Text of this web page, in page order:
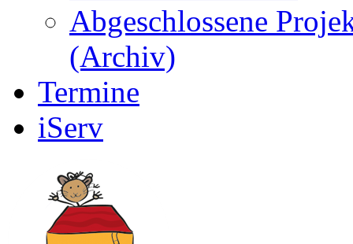
Abgeschlossene
(Archiv)
Termine
iServ